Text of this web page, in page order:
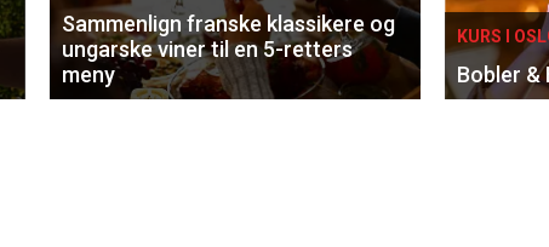
Sammenlign franske klassikere og
ungarske viner til en 5-retters
meny
KURS I
Bobler &